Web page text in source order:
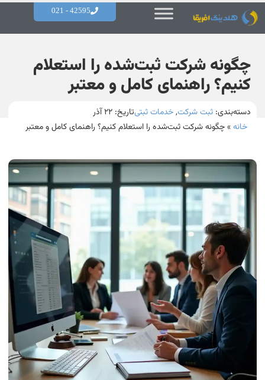
42595 - 021
چگونه شرکت ثبت‌شده را استعلام
کنیم؟ راهنمای کامل و معتبر
دسته‌بندی: ثبت شرکت,خدمات ثبتیتاریخ:
خانه»چگونه شرکت ثبت‌شده را استعلام کنیم؟ راهنمای کامل و معتبر